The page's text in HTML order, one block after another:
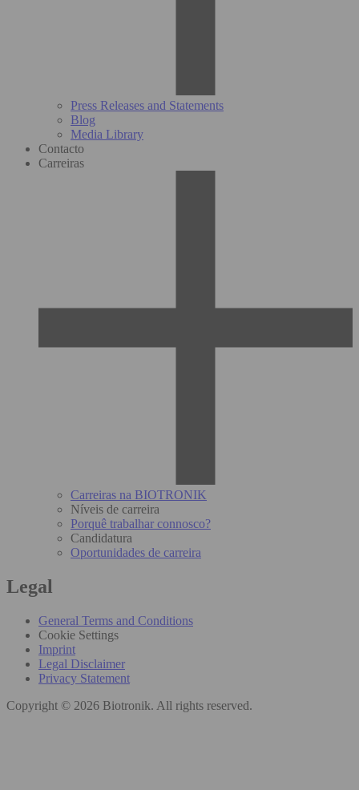
Press Releases and Statements
Blog
Media Library
Contacto
Carreiras
Carreiras na BIOTRONIK
Níveis de carreira
Porquê trabalhar connosco?
Candidatura
Oportunidades de carreira
Legal
General Terms and Conditions
Cookie Settings
Imprint
Legal Disclaimer
Privacy Statement
Copyright © 2026 Biotronik. All rights reserved.